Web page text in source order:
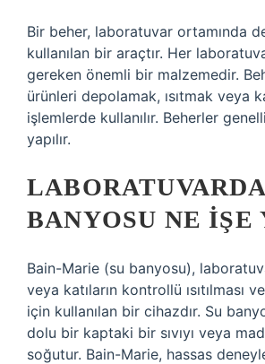
Bir beher, laboratuvar ortamında
kullanılan bir araçtır. Her
gereken önemli bir malzemedir.
ürünleri depolamak, ısıtmak veya
işlemlerde kullanılır. Beherler
yapılır.
BANYOSU NE IŞE
Bain-Marie (su banyosu),
veya katıların kontrollü ısıtılması
için kullanılan bir cihazdır. Su
dolu bir kaptaki bir sıvıyı veya
soğutur. Bain-Marie, hassas